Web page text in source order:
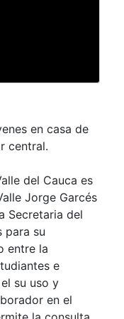
en casa de
central.
del Cauca es
Jorge Garcés
Secretaria del
para su
entre la
e
su uso y
en el